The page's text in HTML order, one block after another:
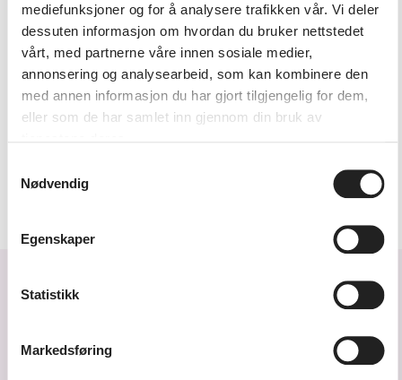
mediefunksjoner og for å analysere trafikken vår. Vi deler
dessuten informasjon om hvordan du bruker nettstedet
vårt, med partnerne våre innen sosiale medier,
annonsering og analysearbeid, som kan kombinere den
med annen informasjon du har gjort tilgjengelig for dem,
eller som de har samlet inn gjennom din bruk av
Nødvendig
Egenskaper
Statistikk
Markedsføring